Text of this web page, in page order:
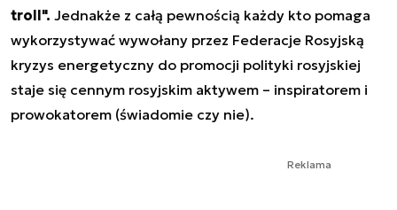
troll". Jednakże z całą pewnością każdy kto pomaga
wykorzystywać wywołany przez Federacje Rosyjską
kryzys energetyczny do promocji polityki rosyjskiej
staje się cennym rosyjskim aktywem – inspiratorem i
prowokatorem (świadomie czy nie).
Reklama